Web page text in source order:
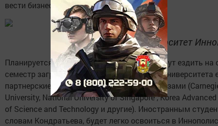
вести бизнес и совместные проекты».
Университет
Планируется, что студенты Иннополиса будут ездить на
семестр заграницу по обмену. Для этого у университета
партнерские соглашения с зарубежными вузами
University, National University of Singapore , Korea
of Science and Technology и другие). Иностранным
словам Кондратьева, будет легко освоиться в